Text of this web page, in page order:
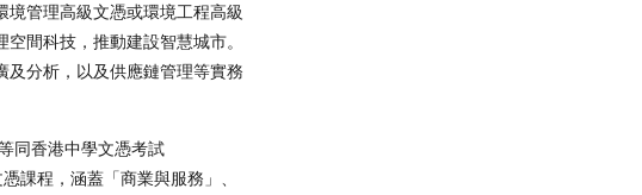
管理高級文憑或環境工程高級
間科技，推動建設智慧城市。
及分析，以及供應鏈管理等實務
同香港中學文憑考試
課程，涵蓋「商業與服務」、